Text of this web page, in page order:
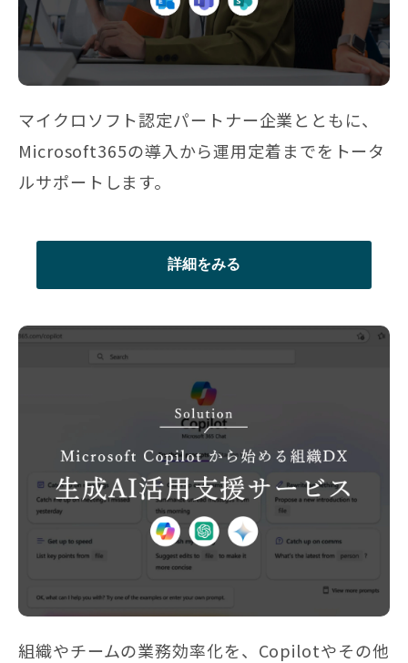
マイクロソフト認定パートナー企業とともに、
Microsoft365の導入から運用定着までをトータ
ルサポートします。
詳細をみる
組織やチームの業務効率化を、Copilotやその他